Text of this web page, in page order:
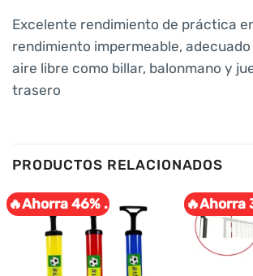
Excelente rendimiento de práctica
rendimiento impermeable,
aire libre como billar, balonmano y
trasero
PRODUCTOS RELACIONADOS
🔥Ahorra 46% . 🔥Ahorra